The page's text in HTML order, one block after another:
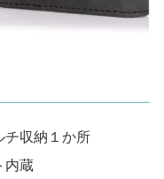
チ収納１か所
内蔵